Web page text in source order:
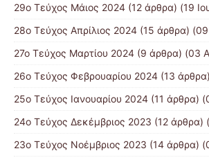
29ο Τεύχος Μάιος 2024 (12 άρθρα) (19
28ο Τεύχος Απρίλιος 2024 (15 άρθρα)
27ο Τεύχος Μαρτίου 2024 (9 άρθρα) (03
26ο Τεύχος Φεβρουαρίου 2024 (13
25ο Τεύχος Ιανουαρίου 2024 (11 άρθρα)
24ο Τεύχος Δεκέμβριος 2023 (12 άρθρα)
23ο Τεύχος Νοέμβριος 2023 (14 άρθρα)